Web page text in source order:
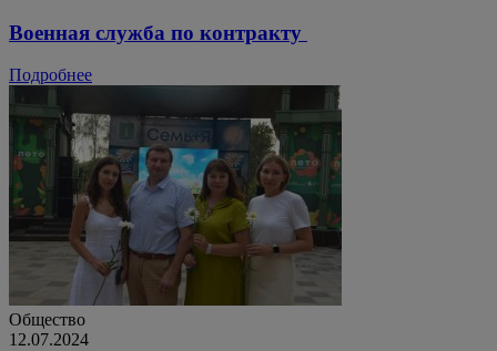
Военная служба по контракту
Подробнее
Общество
12.07.2024